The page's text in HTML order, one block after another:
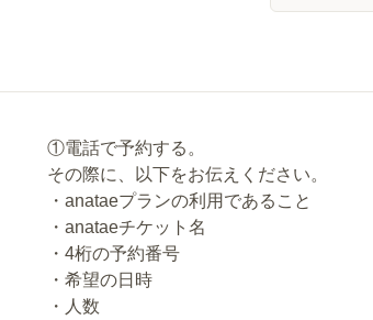
①電話で予約する。
その際に、以下をお伝えください。
・anataeプランの利用であること
・anataeチケット名
・4桁の予約番号
・希望の日時
・人数